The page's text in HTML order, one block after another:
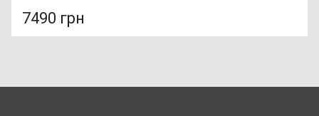
7490 грн